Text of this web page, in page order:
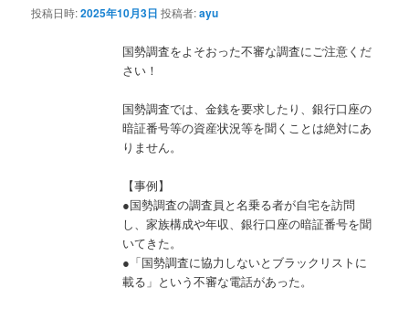
投稿日時:2025年10月3日 投稿者:ayu
国勢調査をよそおった不審な調査にご注意くだ
さい！
国勢調査では、金銭を要求したり、銀行口座の
暗証番号等の資産状況等を聞くことは絶対にあ
りません。
【事例】
●国勢調査の調査員と名乗る者が自宅を訪問
し、家族構成や年収、銀行口座の暗証番号を聞
いてきた。
●「国勢調査に協力しないとブラックリストに
載る」という不審な電話があった。